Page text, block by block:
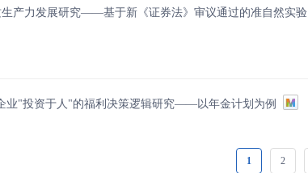
产力发展研究——基于新《证券法》审议通过的准自然实验
业"投资于人"的福利决策逻辑研究——以年金计划为例
1 2